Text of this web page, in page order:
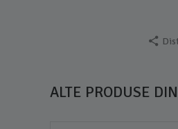
ALTE PRODUSE